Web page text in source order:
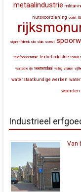
metaalindustrie militair-
nutsvoorziening ocriet
sigarenfabriek silo sluis soest
telefooncentrale textielindustrie tolhuis
vaartsche rijn veenendaal veiling vianen
waterstaatkundige werken
woerden
Industrieel
Van